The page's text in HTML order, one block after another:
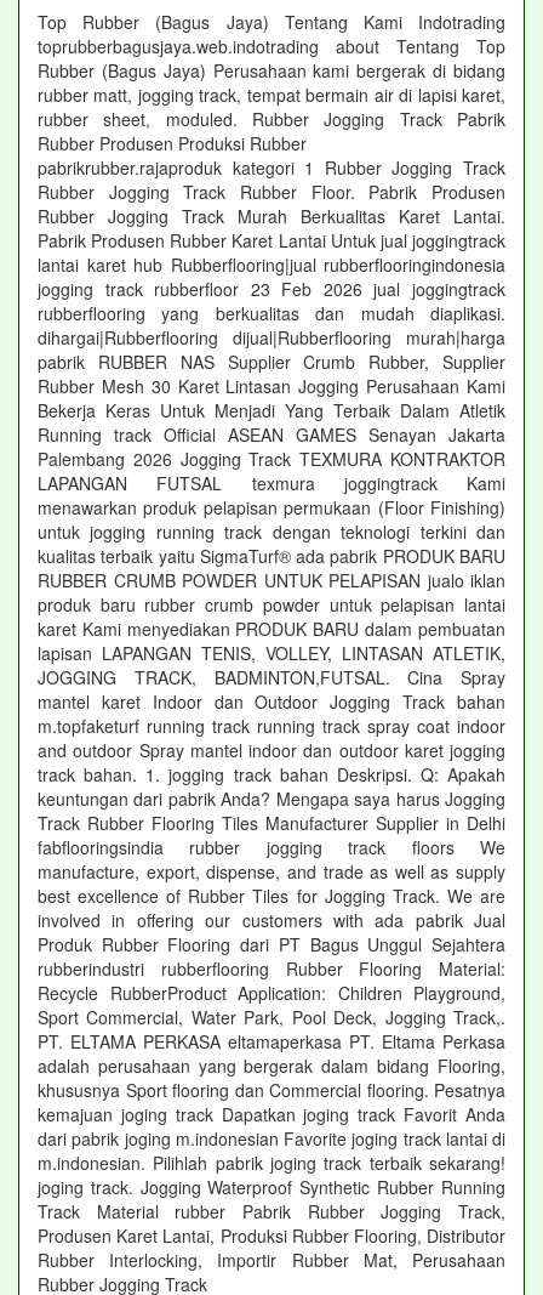
Top Rubber (Bagus Jaya) Tentang Kami Indotrading
toprubberbagusjaya.web.indotrading about Tentang Top
Rubber (Bagus Jaya) Perusahaan kami bergerak di bidang
rubber matt, jogging track, tempat bermain air di lapisi karet,
rubber sheet, moduled. Rubber Jogging Track Pabrik
Rubber Produsen Produksi Rubber
pabrikrubber.rajaproduk kategori 1 Rubber Jogging Track
Rubber Jogging Track Rubber Floor. Pabrik Produsen
Rubber Jogging Track Murah Berkualitas Karet Lantai.
Pabrik Produsen Rubber Karet Lantai Untuk jual joggingtrack
lantai karet hub Rubberflooring|jual rubberflooringindonesia
jogging track rubberfloor 23 Feb 2026 jual joggingtrack
rubberflooring yang berkualitas dan mudah diaplikasi.
dihargai|Rubberflooring dijual|Rubberflooring murah|harga
pabrik RUBBER NAS Supplier Crumb Rubber, Supplier
Rubber Mesh 30 Karet Lintasan Jogging Perusahaan Kami
Bekerja Keras Untuk Menjadi Yang Terbaik Dalam Atletik
Running track Official ASEAN GAMES Senayan Jakarta
Palembang 2026 Jogging Track TEXMURA KONTRAKTOR
LAPANGAN FUTSAL texmura joggingtrack Kami
menawarkan produk pelapisan permukaan (Floor Finishing)
untuk jogging running track dengan teknologi terkini dan
kualitas terbaik yaitu SigmaTurf® ada pabrik PRODUK BARU
RUBBER CRUMB POWDER UNTUK PELAPISAN jualo iklan
produk baru rubber crumb powder untuk pelapisan lantai
karet Kami menyediakan PRODUK BARU dalam pembuatan
lapisan LAPANGAN TENIS, VOLLEY, LINTASAN ATLETIK,
JOGGING TRACK, BADMINTON,FUTSAL. Cina Spray
mantel karet Indoor dan Outdoor Jogging Track bahan
m.topfaketurf running track running track spray coat indoor
and outdoor Spray mantel indoor dan outdoor karet jogging
track bahan. 1. jogging track bahan Deskripsi. Q: Apakah
keuntungan dari pabrik Anda? Mengapa saya harus Jogging
Track Rubber Flooring Tiles Manufacturer Supplier in Delhi
fabflooringsindia rubber jogging track floors We
manufacture, export, dispense, and trade as well as supply
best excellence of Rubber Tiles for Jogging Track. We are
involved in offering our customers with ada pabrik Jual
Produk Rubber Flooring dari PT Bagus Unggul Sejahtera
rubberindustri rubberflooring Rubber Flooring Material:
Recycle RubberProduct Application: Children Playground,
Sport Commercial, Water Park, Pool Deck, Jogging Track,.
PT. ELTAMA PERKASA eltamaperkasa PT. Eltama Perkasa
adalah perusahaan yang bergerak dalam bidang Flooring,
khususnya Sport flooring dan Commercial flooring. Pesatnya
kemajuan joging track Dapatkan joging track Favorit Anda
dari pabrik joging m.indonesian Favorite joging track lantai di
m.indonesian. Pilihlah pabrik joging track terbaik sekarang!
joging track. Jogging Waterproof Synthetic Rubber Running
Track Material rubber Pabrik Rubber Jogging Track,
Produsen Karet Lantai, Produksi Rubber Flooring, Distributor
Rubber Interlocking, Importir Rubber Mat, Perusahaan
Rubber Jogging Track